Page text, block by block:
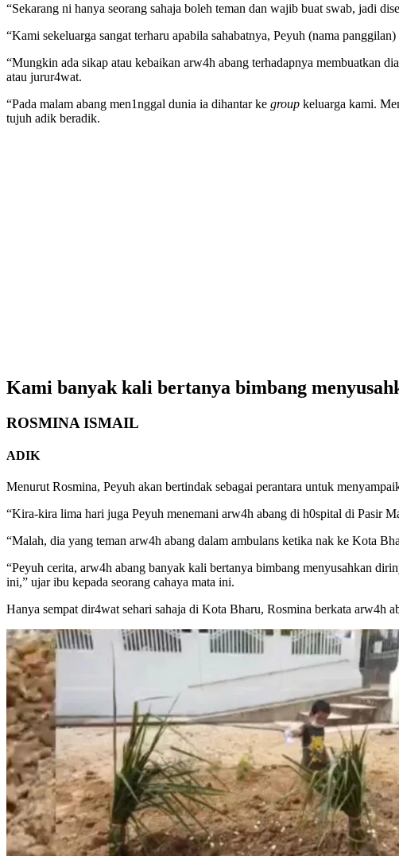
“Sekarang ni hanya seorang sahaja boleh teman dan wajib buat swab, jadi
“Kami sekeluarga sangat terharu apabila sahabatnya, Peyuh (nama
“Mungkin ada sikap atau kebaikan arw4h abang terhadapnya membuatkan
atau jurur4wat.
“Pada malam abang men1nggal dunia ia dihantar ke group keluarga kami.
tujuh adik beradik.
Kami banyak kali bertanya bimbang
ROSMINA ISMAIL
ADIK
Menurut Rosmina, Peyuh akan bertindak sebagai perantara untuk
“Kira-kira lima hari juga Peyuh menemani arw4h abang di h0spital di Pasir
“Malah, dia yang teman arw4h abang dalam ambulans ketika nak ke Kota
“Peyuh cerita, arw4h abang banyak kali bertanya bimbang menyusahkan
ini,” ujar ibu kepada seorang cahaya mata ini.
Hanya sempat dir4wat sehari sahaja di Kota Bharu, Rosmina berkata arw4h